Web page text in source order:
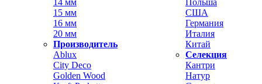
15 мм
16 мм
20 мм
Производитель
Ablux
City Deco
Golden Wood
США
Германия
Италия
Китай
Селекция
Кантри
Натур